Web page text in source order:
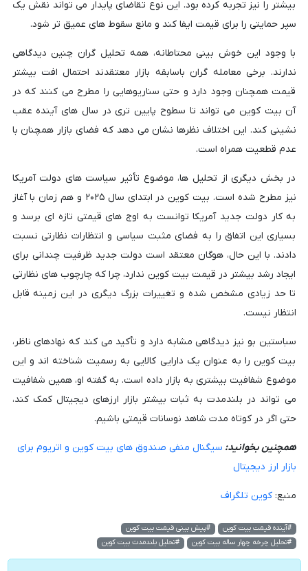
بیشتر را نیز تجربه کرده بود. این نوع تقاضای پایدار می تواند نقش یک
سپر حمایتی را برای قیمت ایفا کند و مانع سقوط های عمیق تر شود.
با وجود این خوش بینی محتاطانه، همه تحلیل گران چنین دیدگاهی
ندارند. برخی معامله گران باسابقه بازار معتقدند احتمال افت بیشتر
قیمت همچنان وجود دارد و حتی سناریوهایی را مطرح می کنند که در
آن بیت کوین می تواند تا سطوح پایین تری در سال های آینده عقب
نشینی کند. این اختلاف نظرها نشان می دهد که فضای بازار همچنان با
عدم قطعیت همراه است.
در بخش دیگری از تحلیل ها، موضوع تأثیر سیاست های دولت آمریکا
نیز مطرح شده است. بیت کوین در ابتدای سال ۲۰۲۵ و هم زمان با آغاز
به کار دولت جدید آمریکا توانست به اوج های قیمتی تازه ای برسد و
بسیاری این اتفاق را به فضای مثبت سیاسی و انتظارات نظارتی نسبت
دادند. با این حال، هوگان معتقد است دولت جدید ظرفیت چندانی برای
ایجاد رشد بیشتر در قیمت بیت کوین ندارد، چرا که چارچوب های نظارتی
تا حد زیادی مشخص شده و تغییرات بزرگ دیگری در این زمینه قابل
انتظار نیست.
سباستین بو نیز دیدگاهی مشابه دارد و تأکید می کند که نهادهای ناظر،
بیت کوین را به عنوان یک دارایی کالایی به رسمیت شناخته اند و این
موضوع شفافیت بیشتری به بازار داده است. به گفته او، همین شفافیت
می تواند در بلندمدت به ثبات بیشتر بازار ارزهای دیجیتال کمک کند،
حتی اگر در کوتاه مدت شاهد نوسانات قیمتی باشیم.
همچنین بخوانید: سیگنال منفی صندوق های بیت کوین و اتریوم برای
بازار ارز دیجیتال
منبع:کوین تلگراف
#آینده قیمت بیت کوین
#پیش بینی قیمت بیت کوین
#تحلیل چرخه چهار ساله بیت کوین
#تحلیل بلندمدت بیت کوین